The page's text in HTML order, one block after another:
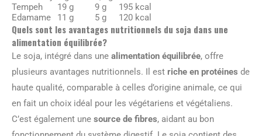
Tempeh
19 g 9 g
195 kcal
Edamame
11 g 5 g 120 kcal
Quels sont les avantages nutritionnels du soja dans une
alimentation équilibrée?
Le soja, intégré dans une alimentation équilibrée, offre
plusieurs avantages nutritionnels. Il est riche en protéines de
haute qualité, comparable à celles d’origine animale, ce qui
en fait un choix idéal pour les végétariens et végétaliens.
C’est également une source de fibres, aidant au bon